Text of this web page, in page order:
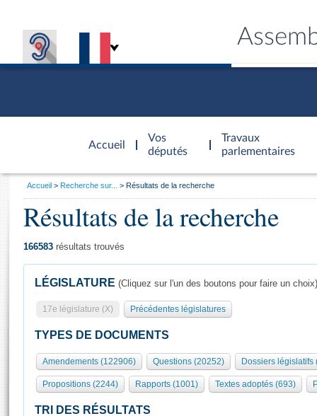
Accueil
d'accueil
Vos
députés
Travaux
parlementaires
Présidence
577 députés
Groupes politiques
Séance publique
Commissions et autres organes
Europe et International
Général
Rôle et pouvoirs de l'Assemblée
Organisation de l'Assemblée
Présidence Conférence des Présidents Bureau Collège des
Visiter l'Assemblée
Visite virtuelle du palais Bourbon
Assister à une séance
Vous
Accueil Recherche sur... Résultats de la recherche
Résultats de la recherche
166583 résultats trouvés
LÉGISLATURE (Cliquez sur l'un des boutons pour faire un choix)
17e législature (X) Précédentes législatures
TYPES DE DOCUMENTS
Amendements (122906) Questions (20252) Dossiers législatifs
Propositions (2244) Rapports (1001) Textes adoptés (693)
TRI DES RÉSULTATS